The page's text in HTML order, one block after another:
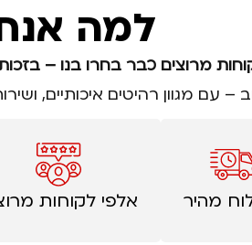
למה
מרוצים כבר בחרו בנו – בזכות
– עם מגוון רהיטים
מהיר אלפי לקוחות